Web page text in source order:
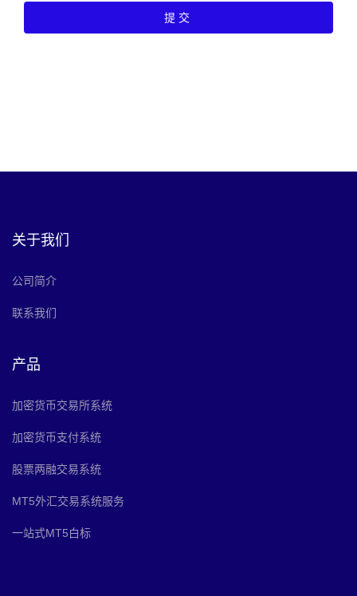
提交
关于我们
公司简介
联系我们
产品
加密货币交易所系统
加密货币支付系统
股票两融交易系统
MT5外汇交易系统服务
一站式MT5白标